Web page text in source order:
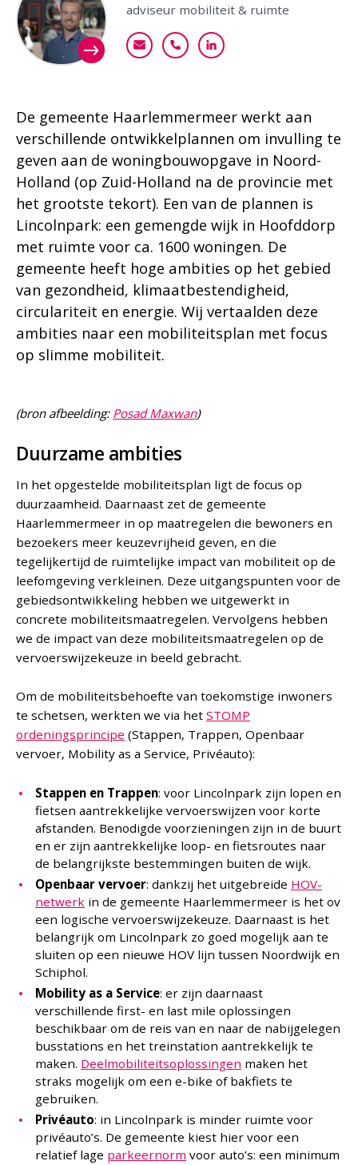
De gemeente Haarlemmermeer werkt aan
verschillende ontwikkelplannen om invulling te
geven aan de woningbouwopgave in Noord-
Holland (op Zuid-Holland na de provincie met
het grootste tekort). Een van de plannen is
Lincolnpark: een gemengde wijk in Hoofddorp
met ruimte voor ca. 1600 woningen. De
gemeente heeft hoge ambities op het gebied
van gezondheid, klimaatbestendigheid,
circulariteit en energie. Wij vertaalden deze
ambities naar een mobiliteitsplan met focus
op slimme mobiliteit.
adviseur mobiliteit & ruimte
mstevens@goudappel.nl
+31 (0)6 29 35 89 59
Bekijk mijn profiel
(bron afbeelding: Posad Maxwan)
Duurzame ambities
In het opgestelde mobiliteitsplan ligt de focus op
duurzaamheid. Daarnaast zet de gemeente
Haarlemmermeer in op maatregelen die bewoners en
bezoekers meer keuzevrijheid geven, en die
tegelijkertijd de ruimtelijke impact van mobiliteit op de
leefomgeving verkleinen. Deze uitgangspunten voor de
gebiedsontwikkeling hebben we uitgewerkt in
concrete mobiliteitsmaatregelen. Vervolgens hebben
we de impact van deze mobiliteitsmaatregelen op de
vervoerswijzekeuze in beeld gebracht.
Om de mobiliteitsbehoefte van toekomstige inwoners
te schetsen, werkten we via hetSTOMP
ordeningsprincipe (Stappen, Trappen, Openbaar
vervoer, Mobility as a Service, Privéauto):
Stappen en Trappen: voor Lincolnpark zijn lopen en
fietsen aantrekkelijke vervoerswijzen voor korte
afstanden. Benodigde voorzieningen zijn in de buurt
en er zijn aantrekkelijke loop- en fietsroutes naar
de belangrijkste bestemmingen buiten de wijk.
Openbaar vervoer: dankzij het uitgebreide HOV-
netwerk in de gemeente Haarlemmermeer is het ov
een logische vervoerswijzekeuze. Daarnaast is het
belangrijk om Lincolnpark zo goed mogelijk aan te
sluiten op een nieuwe HOV lijn tussen Noordwijk en
Schiphol.
Mobility as a Service: er zijn daarnaast
verschillende first- en last mile oplossingen
beschikbaar om de reis van en naar de nabijgelegen
busstations en het treinstation aantrekkelijk te
maken. Deelmobiliteitsoplossingen maken het
straks mogelijk om een e-bike of bakfiets te
gebruiken.
Privéauto: in Lincolnpark is minder ruimte voor
privéauto’s. De gemeente kiest hier voor een
relatief lage parkeernorm voor auto’s: een minimum